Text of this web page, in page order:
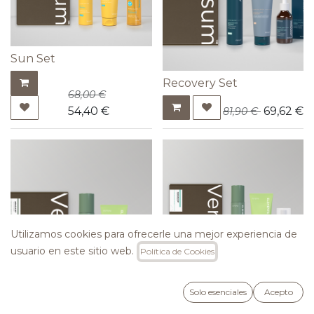
Sun Set
68,00€
54,40 €
Recovery Set
81,90€ 69,62 €
Radiance Set
Utilizamos cookies para ofrecerle una mejor experiencia de
usuario en este sitio web.
Política de Cookies
Solo esenciales Acepto